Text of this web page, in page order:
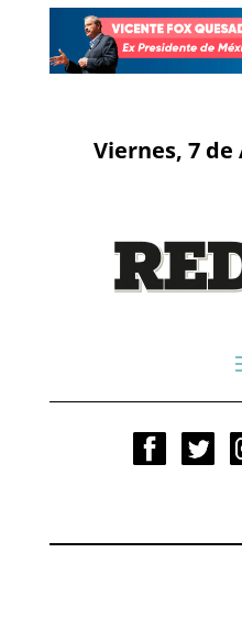
Viernes, 7 de